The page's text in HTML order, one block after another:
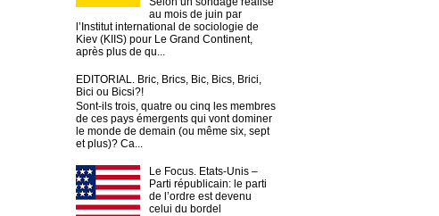
au mois de juin par
l’Institut international de sociologie de
Kiev (KIIS) pour Le Grand Continent,
après plus de qu...
EDITORIAL. Bric, Brics, Bic, Bics, Brici,
Bici ou Bicsi?!
Sont-ils trois, quatre ou cinq les membres
de ces pays émergents qui vont dominer
le monde de demain (ou même six, sept
et plus)? Ca...
Le Focus. Etats-Unis –
Parti républicain: le parti
de l’ordre est devenu
celui du bordel